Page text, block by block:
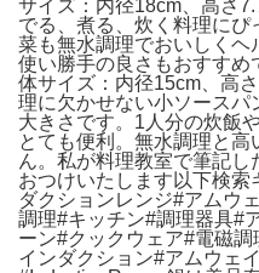
サイズ：内径18cm、高さ
でる、煮る、炊く料理に
菜も無水調理でおいしくヘ
使い勝手の良さもおすすめ
体サイズ：内径15cm、高
理に欠かせない小ソースパ
大きさです。1人分の炊飯
とても便利。無水調理と
ん。私が料理教室で筆記
おつけいたします以下検索
ダクションレンジ#アムウ
調理#キッチン#調理器具#
ーン#クックウェア#電磁
インダクション#アムウェ